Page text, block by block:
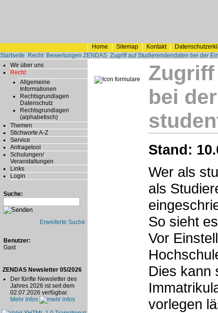
Home Sitemap Kontakt
Startseite
Recht Bewertungen ZENDAS Zugriff auf Studierendendaten bei der
Wir über uns
Recht
Allgemeine
Informationen
Rechtsgrundlagen
Datenschutz
Rechtsgrundlagen
(alphabetisch)
Themen
Stichworte A-Z
Service
Anfragetool
Schulungen/
Veranstaltungen
Links
Login
Suche:
Erweiterte Suche
Benutzer:
Gast
ZENDAS Newsletter 05/2026
Der fünfte Newsletter des
Jahres 2026 ist seit dem
02.07.2026 verfügbar.
Mehr Infos
bei
Stand:
Wer als
als
So sieht
Vor
Dies kann
vorlegen